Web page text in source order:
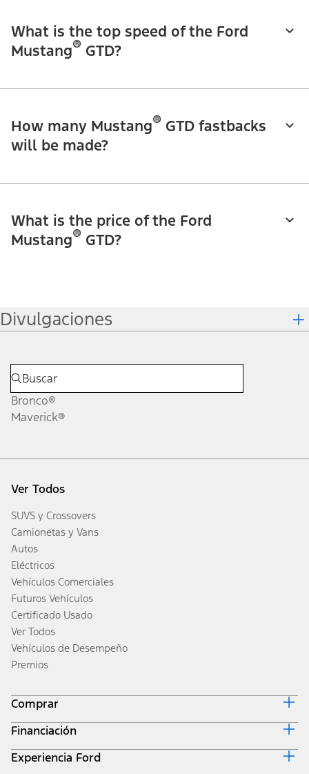
What is the top speed of the Ford
Mustang® GTD?
How many Mustang® GTD fastbacks
will be made?
What is the price of the Ford
Mustang® GTD?
Divulgaciones
Bronco®
Maverick®
Ver Todos
SUVS y Crossovers
Camionetas y Vans
Autos
Eléctricos
Vehículos Comerciales
Futuros Vehículos
Certificado Usado
Ver Todos
Vehículos de Desempeño
Premios
Comprar
Diseña y Cotiza
Inventario
Obtener una Cotización
Financiación
Inicio de Ford Credit
Experiencia Ford